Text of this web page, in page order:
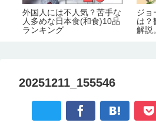
外国人には不人気？苦手な
人多めな日本食(和食)10品
ランキング
ジョ
は？
解説
20251211_155546